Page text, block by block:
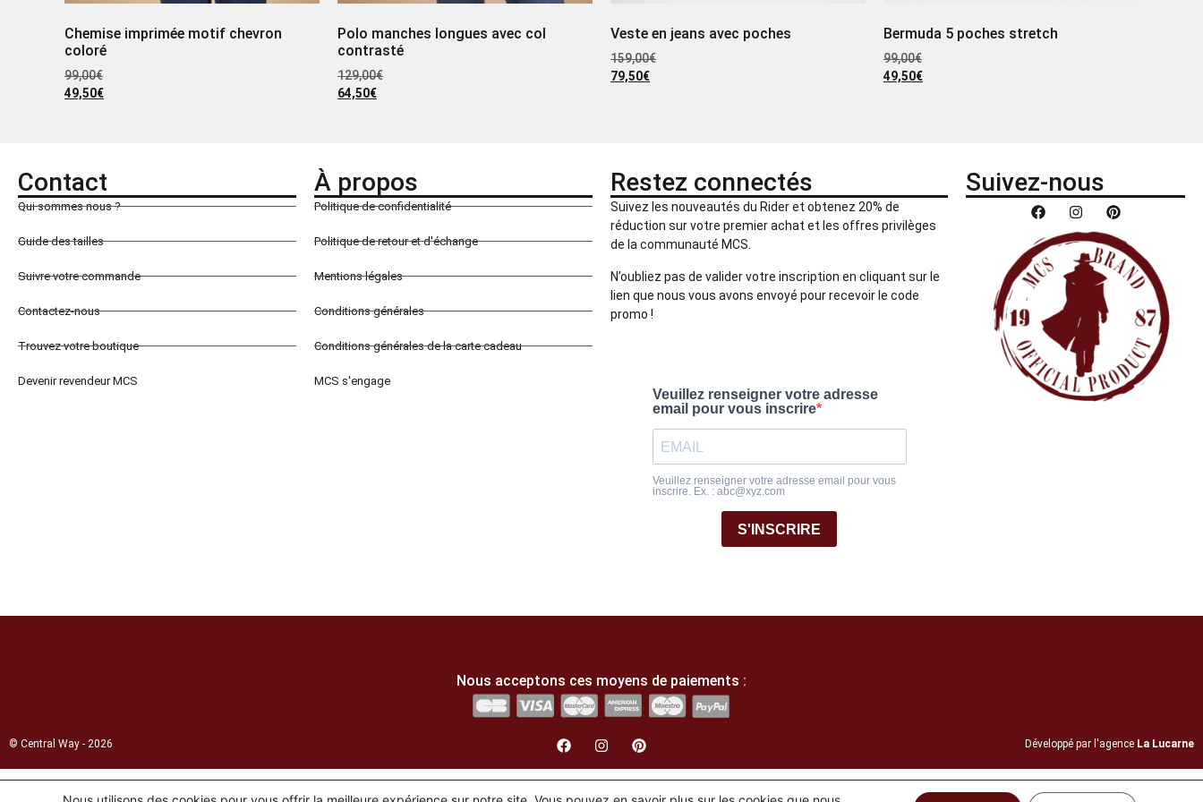
Chemise imprimée motif chevron
coloré
99,00€
49,50€
Polo manches longues avec col
contrasté
129,00€
64,50€
Veste en jeans avec poches
159,00€
79,50€
Bermuda 5 poches stretch
99,00€
49,50€
Contact
Qui sommes nous ?
Guide des tailles
Suivre votre commande
Contactez-nous
Trouvez votre boutique
Devenir revendeur MCS
À propos
Politique de confidentialité
Politique de retour et d'échange
Mentions légales
Conditions générales
Conditions générales de la carte cadeau
MCS s'engage
Restez connectés
Suivez les nouveautés du Rider et obtenez 20% de
réduction sur votre premier achat et les offres privilèges
de la communauté MCS.
N’oubliez pas de valider votre inscription en cliquant sur le
lien que nous vous avons envoyé pour recevoir le code
promo !
Veuillez renseigner votre adresse
email pour vous inscrire
Veuillez renseigner votre adresse email pour vous
inscrire. Ex. : abc@xyz.com
S'INSCRIRE
Suivez-nous
Nous acceptons ces moyens de paiements :
© Central Way - 2026 Développé par l'agence La Lucarne